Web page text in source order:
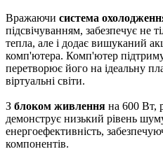
Вражаючи система
підсвічуванням, забезпечує не
тепла, але і додає вишуканий
комп'ютера. Комп'ютер
перетворює його на ідеальну
віртуальні світи.
З блоком живлення на 600 Вт,
демонструє низький рівень
енергоефективність,
компонентів.